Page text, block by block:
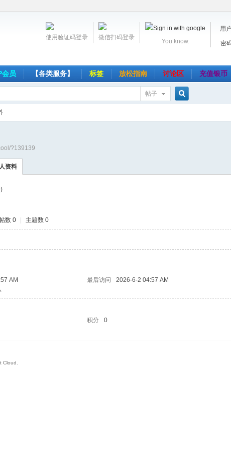
用
密
You know.
微信扫码登录
使用验证码登录
会员 【各类服务】 标签 放松指南 讨论区 充值银币
帖子
?139139
资料
数 0 主题数 0
AM 最后访问 2026-6-2 04:57 AM
积分 0
Cloud.